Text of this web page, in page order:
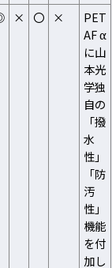
× 〇 ×
PET
AF α
に山
本光
学独
自の
「撥
水
性」
「防
汚
性」
機能
を付
加し